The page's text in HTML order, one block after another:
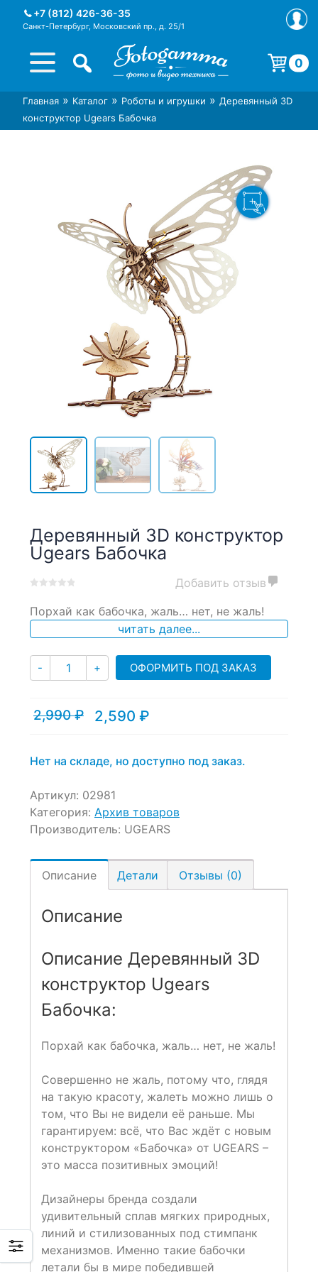
+7 (812) 426-36-35
Санкт-Петербург, Московский пр., д. 25/1
Интернет-магазин фототехники
Foto-Gamma в СПб
Магазин фотоаксессуаров foto-
gamma.ru
0
Корзина пуста.
Главная » Каталог » Роботы и игрушки » Деревянный 3D
конструктор Ugears Бабочка
Деревянный 3D конструктор
Ugears Бабочка
out
of
based
Добавить отзыв
Порхай как бабочка, жаль… нет, не жаль!
читать далее...
- Количество
+ ОФОРМИТЬ ПОД ЗАКАЗ
2,990₽
Первоначальная
2,990 ₽.
2,590 ₽
Текущая
Нет на складе, но доступно под заказ.
Артикул: 02981
Категория: Архив товаров
Производитель: UGEARS
Описание Детали Отзывы (0)
Описание
Описание Деревянный 3D
конструктор Ugears
Бабочка:
Порхай как бабочка, жаль… нет, не жаль!
Совершенно не жаль, потому что, глядя
на такую красоту, жалеть можно лишь о
том, что Вы не видели её раньше. Мы
гарантируем: всё, что Вас ждёт с новым
конструктором «Бабочка» от UGEARS –
это масса позитивных эмоций!
Дизайнеры бренда создали
удивительный сплав мягких природных,
линий и стилизованных под стимпанк
механизмов. Именно такие бабочки
летали бы в мире победившей